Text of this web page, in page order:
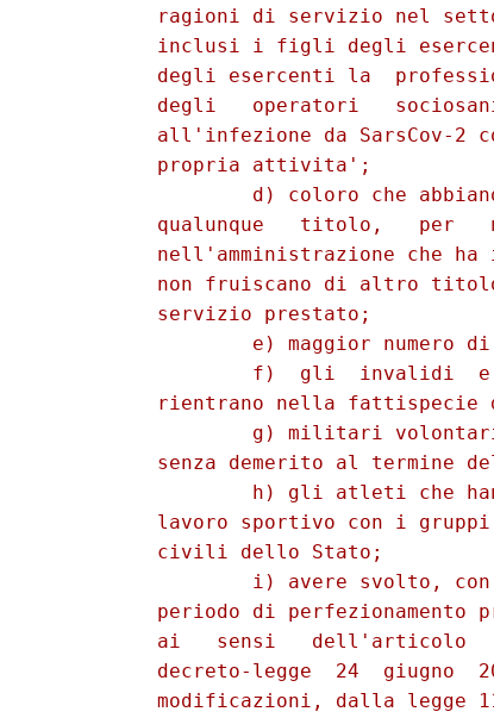
ragioni di servizio nel
inclusi i figli degli
degli esercenti la
degli   operatori
all'infezione da SarsCov-2
          propria attivita';
d) coloro che
qualunque   titolo,   per
nell'amministrazione che ha
non fruiscano di altro
          servizio prestato;
e) maggior numero
f)  gli  invalidi
rientrano nella fattispecie
g) militari
senza demerito al termine
h) gli atleti che
lavoro sportivo con i
          civili dello Stato;
i) avere svolto,
periodo di perfezionamento
ai   sensi   dell'articolo
decreto-legge  24  giugno
modificazioni, dalla legge